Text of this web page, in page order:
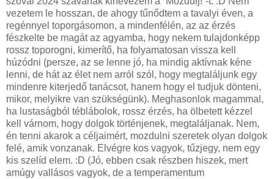
vezetem le hosszan, de ahogy tűnődtem a tavalyi éven, a
regénnyel toporgásomon, a mindenfélén, az az érzés
fészkelte be magát az agyamba, hogy nekem tulajdonképp
rossz toporogni, kimerítő, ha folyamatosan vissza kell
húzódni (persze, az se lenne jó, ha mindig aktívnak kéne
lenni, de hát az élet nem arról szól, hogy megtaláljunk egy
mindenre kiterjedő tanácsot, hanem hogy el tudjuk dönteni,
mikor, melyikre van szükségünk). Meghasonlok magammal,
ha lustaságból téblábolok, rossz érzés, ha ölbetett kézzel
kell várnom, hogy dolgok történjenek, megtaláljanak. Nem,
én tenni akarok a céljaimért, mozdulni szeretek olyan dolgok
felé, amik vonzanak. Elvégre kos vagyok, tűzjegy, nem egy
kis szelíd elem. :D (Jó, ebben csak részben hiszek, mert
amúgy vallásos vagyok, de a temperamentum